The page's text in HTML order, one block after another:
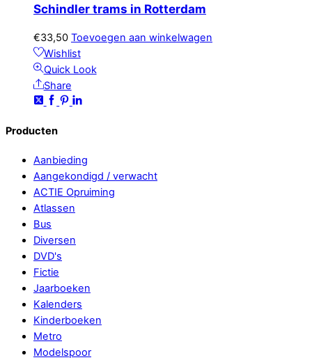
Schindler trams in Rotterdam
€33,50 Toevoegen aan winkelwagen
Wishlist
Quick Look
Share
Producten
Aanbieding
Aangekondigd / verwacht
ACTIE Opruiming
Atlassen
Bus
Diversen
DVD's
Fictie
Jaarboeken
Kalenders
Kinderboeken
Metro
Modelspoor